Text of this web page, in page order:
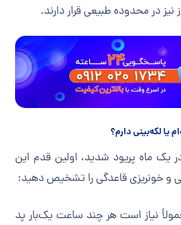
یا لکه‌بینی دارم؟
یک ماه پریود شدید، اولین قدم این
و خونریزی قاعدگی را تشخیص دهید:
نیاز است هر چند ساعت یک‌بار پد